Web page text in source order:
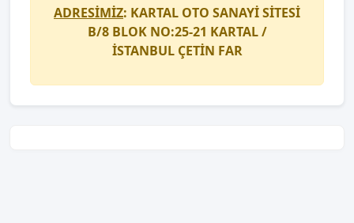
ADRESİMİZ: KARTAL OTO SANAYİ SİTESİ
B/8 BLOK NO:25-21 KARTAL /
İSTANBUL ÇETİN FAR